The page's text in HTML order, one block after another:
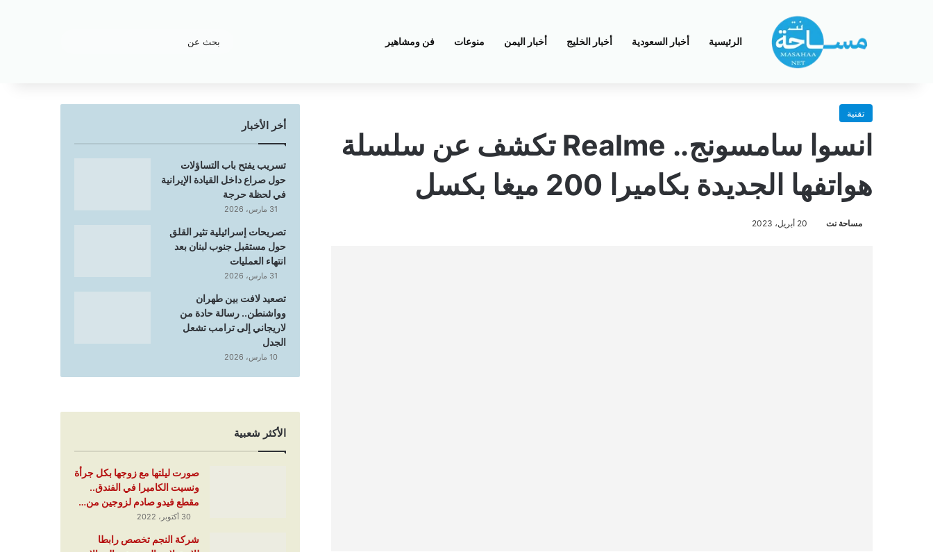
الرئيسية أخبار السعودية أخبار الخليج أخبار اليمن منوعات فن ومشاهير
تقنية
انسوا سامسونج.. Realme تكشف عن سلسلة
هواتفها الجديدة بكاميرا 200 ميغا بكسل
مساحة نت 20 أبريل، 2023
أخر الأخبار
تسريب يفتح باب التساؤلات
حول صراع داخل القيادة الإيرانية
في لحظة حرجة
31 مارس، 2026
تصريحات إسرائيلية تثير القلق
حول مستقبل جنوب لبنان بعد
انتهاء العمليات
31 مارس، 2026
تصعيد لافت بين طهران
وواشنطن.. رسالة حادة من
لاريجاني إلى ترامب تشعل
الجدل
10 مارس، 2026
الأكثر شعبية
صورت ليلتها مع زوجها بكل جرأة
ونسيت الكاميرا في الفندق..
مقطع فيدو صادم لزوجين من…
30 أكتوبر، 2022
شركة النجم تخصص رابطا